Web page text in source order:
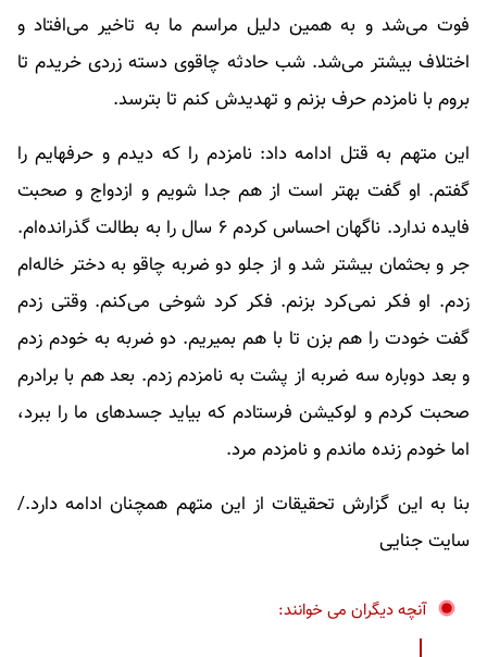
فوت می‌‌شد و به همین دلیل مراسم ما به تاخیر می‌افتاد و
اختلاف بیشتر می‌شد. شب حادثه چاقوی دسته زردی خریدم تا
بروم با نامزدم حرف بزنم و تهدیدش کنم تا بترسد.
این متهم به قتل ادامه داد: نامزدم را که دیدم و حرفهایم را
گفتم. او گفت بهتر است از هم جدا شویم و ازدواج و صحبت
فایده ندارد. ناگهان احساس کردم ۶ سال را به بطالت گذرانده‌ام.
جر و بحثمان بیشتر شد و از جلو دو ضربه چاقو به دختر خاله‌ام
زدم. او فکر نمی‌کرد بزنم. فکر کرد شوخی می‌کنم. وقتی زدم
گفت خودت را هم بزن تا با هم بمیریم. دو ضربه به خودم زدم
و بعد دوباره سه ضربه از پشت به نامزدم زدم. بعد هم با برادرم
صحبت کردم و لوکیشن فرستادم که بیاید جسدهای ما را ببرد،
اما خودم زنده ماندم و نامزدم مرد.
بنا به این گزارش تحقیقات از این متهم همچنان ادامه دارد./
سایت جنایی
آنچه دیگران می خوانند: